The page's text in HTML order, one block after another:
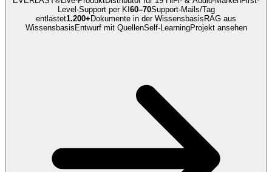
Level-Support per KI 60–70Support-Mails/Tag
entlastet1.200+ Dokumente in der Wissensbasis RAG aus
Wissensbasis Entwurf mit QuellenSelf-LearningProjekt ansehen